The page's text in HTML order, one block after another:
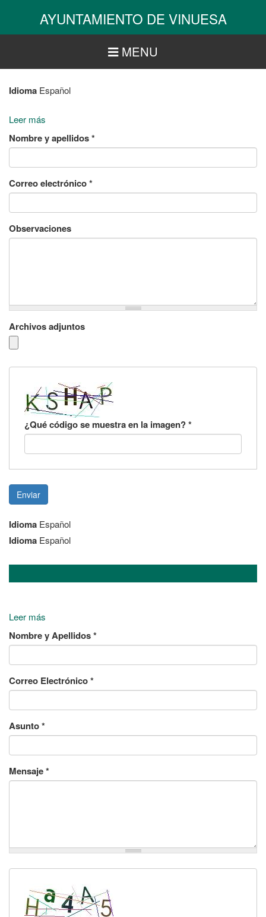
AYUNTAMIENTO DE VINUESA
MENU
Idioma Español
Leer más
información
interés
Nombre y apellidos*
Correo electrónico*
Observaciones
Archivos adjuntos
¿Qué código se muestra en la imagen?*
Enviar
Idioma Español
Idioma Español
Leer más
con
Nombre y Apellidos*
Correo Electrónico*
Asunto*
Mensaje*